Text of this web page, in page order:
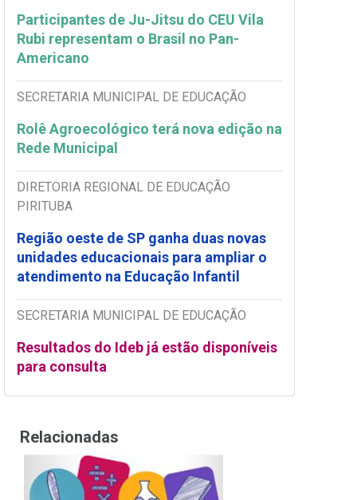
Participantes de Ju-Jitsu do CEU Vila
Rubi representam o Brasil no Pan-
Americano
SECRETARIA MUNICIPAL DE EDUCAÇÃO
Rolê Agroecológico terá nova edição na
Rede Municipal
DIRETORIA REGIONAL DE EDUCAÇÃO
PIRITUBA
Região oeste de SP ganha duas novas
unidades educacionais para ampliar o
atendimento na Educação Infantil
SECRETARIA MUNICIPAL DE EDUCAÇÃO
Resultados do Ideb já estão disponíveis
para consulta
Relacionadas